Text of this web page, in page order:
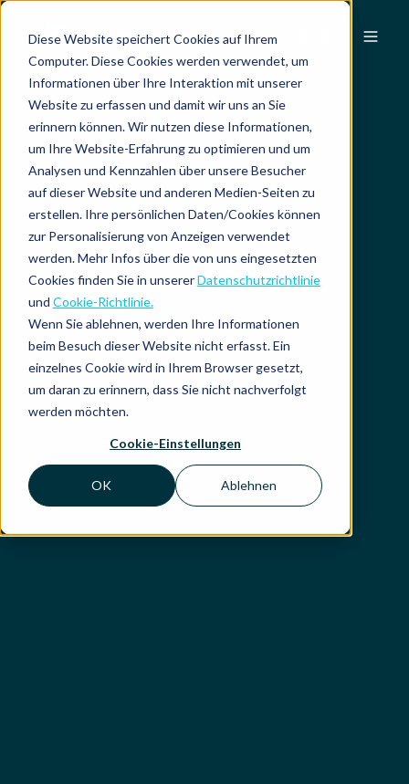
Diese Website speichert Cookies auf Ihrem
Computer. Diese Cookies werden verwendet, um
Informationen über Ihre Interaktion mit unserer
Website zu erfassen und damit wir uns an Sie
erinnern können. Wir nutzen diese Informationen,
um Ihre Website-Erfahrung zu optimieren und um
Analysen und Kennzahlen über unsere Besucher
auf dieser Website und anderen Medien-Seiten zu
erstellen. Ihre persönlichen Daten/Cookies können
zur Personalisierung von Anzeigen verwendet
werden. Mehr Infos über die von uns eingesetzten
Cookies finden Sie in unsererDatenschutzrichtlinie
und Cookie-Richtlinie.
Wenn Sie ablehnen, werden Ihre Informationen
beim Besuch dieser Website nicht erfasst. Ein
einzelnes Cookie wird in Ihrem Browser gesetzt,
um daran zu erinnern, dass Sie nicht nachverfolgt
werden möchten.
Cookie-Einstellungen
OK Ablehnen